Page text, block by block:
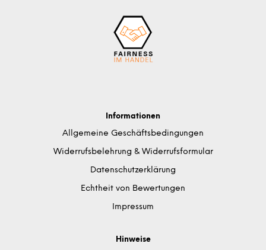
Informationen
Allgemeine Geschäftsbedingungen
Widerrufsbelehrung & Widerrufsformular
Datenschutzerklärung
Echtheit von Bewertungen
Impressum
Hinweise